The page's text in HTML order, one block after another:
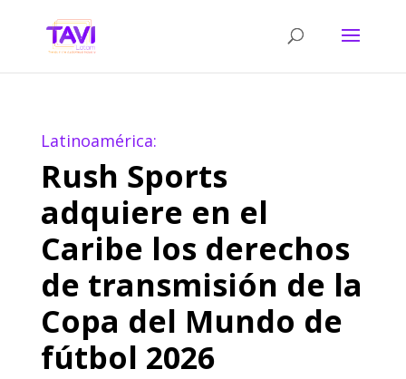
Latinoamérica:
Rush Sports
adquiere en el
Caribe los derechos
de transmisión de la
Copa del Mundo de
fútbol 2026